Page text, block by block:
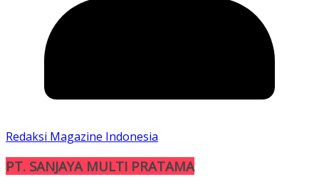
Redaksi Magazine Indonesia
PT. SANJAYA MULTI PRATAMA